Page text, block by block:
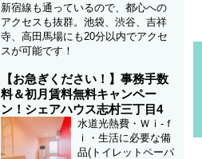
新宿線も通っているので、都心への
アクセスも抜群。池袋、渋谷、吉祥
寺、高田馬場にも20分以内でアクセ
スが可能です！
【お急ぎください！】事務手数
料＆初月賃料無料キャンペー
ン！シェアハウス志村三丁目4
水道光熱費・Ｗｉ-ｆ
ｉ・生活に必要な備
品(トイレットペーパ